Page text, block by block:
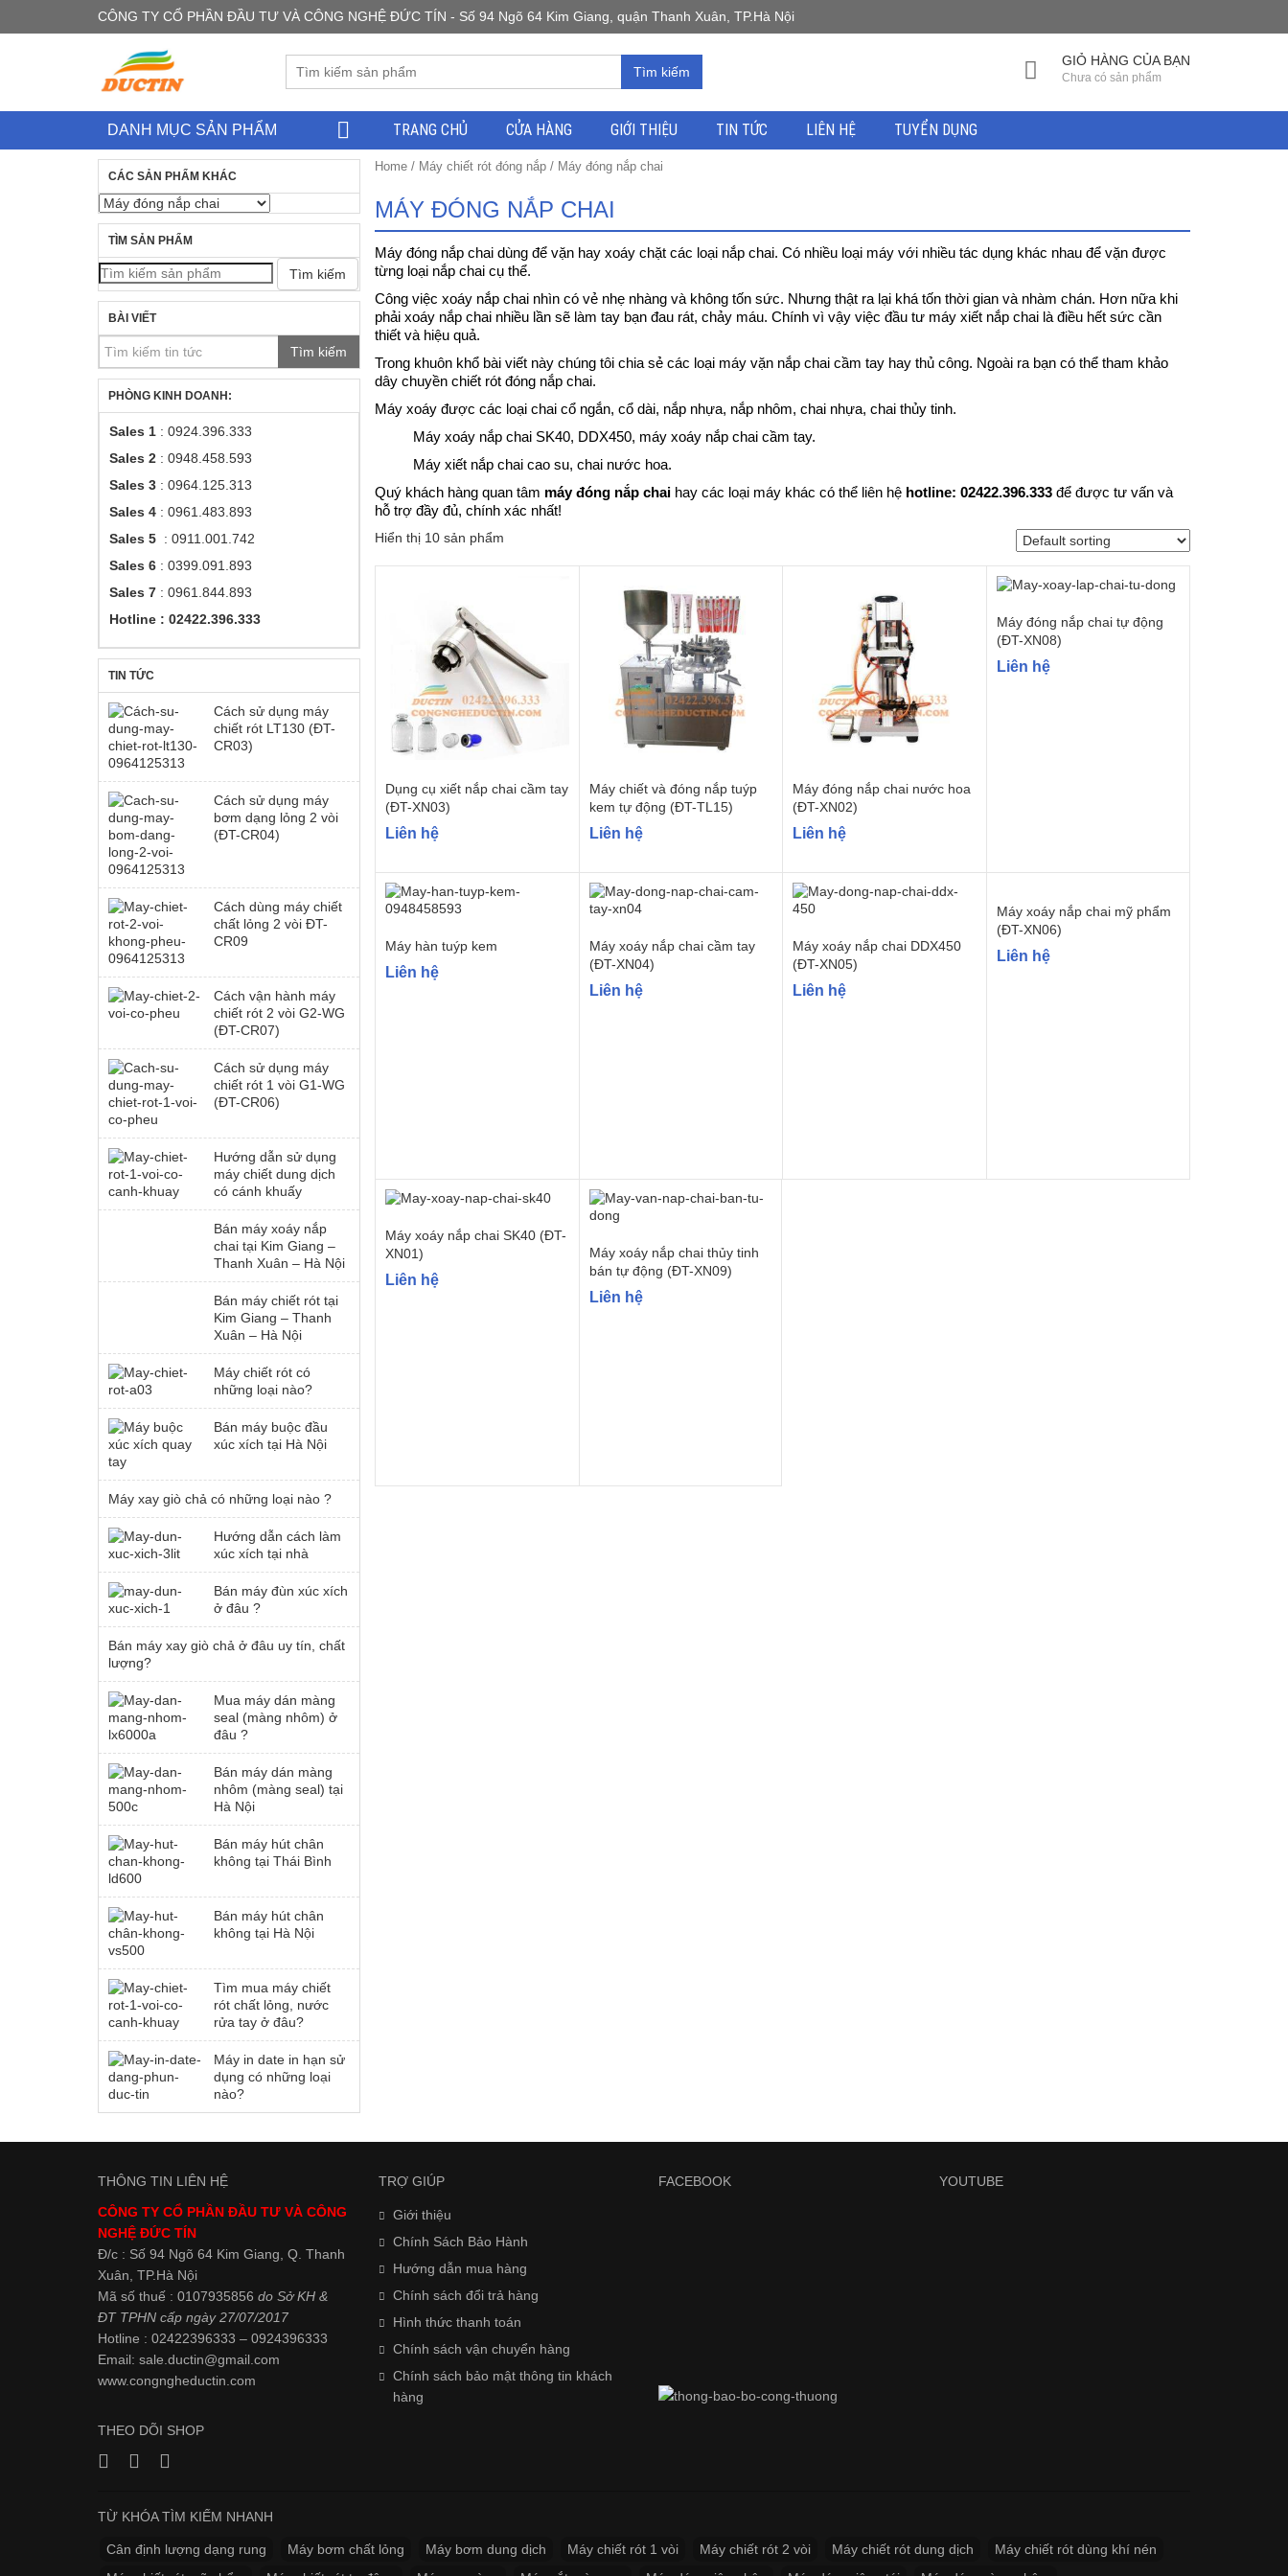
CÔNG TY CỔ PHẦN ĐẦU TƯ VÀ CÔNG NGHỆ ĐỨC TÍN - Số 94 Ngõ 64 Kim Giang, quận Thanh Xuân, TP.Hà Nội
Tìm kiếm
GIỎ HÀNG CỦA BẠN
Chưa có sản phẩm
DANH MỤC SẢN PHẨM TRANG CHỦ CỬA HÀNG GIỚI THIỆU TIN TỨC LIÊN HỆ TUYỂN DỤNG
Home/ Máy chiết rót đóng nắp/ Máy đóng nắp chai
MÁY ĐÓNG NẮP CHAI
Máy đóng nắp chai dùng để vặn hay xoáy chặt các loại nắp chai. Có nhiều loại máy với nhiều tác dụng khác nhau để vặn được
từng loại nắp chai cụ thể.
Công việc xoáy nắp chai nhìn có vẻ nhẹ nhàng và không tốn sức. Nhưng thật ra lại khá tốn thời gian và nhàm chán. Hơn nữa khi
phải xoáy nắp chai nhiều lần sẽ làm tay bạn đau rát, chảy máu. Chính vì vậy việc đầu tư máy xiết nắp chai là điều hết sức cần
thiết và hiệu quả.
Trong khuôn khổ bài viết này chúng tôi chia sẻ các loại máy vặn nắp chai cầm tay hay thủ công. Ngoài ra bạn có thể tham khảo
dây chuyền chiết rót đóng nắp chai.
Máy xoáy được các loại chai cổ ngắn, cổ dài, nắp nhựa, nắp nhôm, chai nhựa, chai thủy tinh.
Máy xoáy nắp chai SK40, DDX450, máy xoáy nắp chai cầm tay.
Máy xiết nắp chai cao su, chai nước hoa.
Quý khách hàng quan tâm máy đóng nắp chai hay các loại máy khác có thể liên hệ hotline: 02422.396.333để được tư vấn và
hỗ trợ đầy đủ, chính xác nhất!
Hiển thị 10 sản phẩm
Dụng cụ xiết nắp chai cầm tay
(ĐT-XN03)
Liên hệ
Máy chiết và đóng nắp tuýp
kem tự động (ĐT-TL15)
Liên hệ
Máy đóng nắp chai nước hoa
(ĐT-XN02)
Liên hệ
Máy đóng nắp chai tự động
(ĐT-XN08)
Liên hệ
Máy hàn tuýp kem
Liên hệ
Máy xoáy nắp chai cầm tay
(ĐT-XN04)
Liên hệ
Máy xoáy nắp chai DDX450
(ĐT-XN05)
Liên hệ
Máy xoáy nắp chai mỹ phẩm
(ĐT-XN06)
Liên hệ
Máy xoáy nắp chai SK40 (ĐT-
XN01)
Liên hệ
Máy xoáy nắp chai thủy tinh
bán tự động (ĐT-XN09)
Liên hệ
CÁC SẢN PHẨM KHÁC
TÌM SẢN PHẨM
Tìm kiếm
BÀI VIẾT
Tìm kiếm
PHÒNG KINH DOANH:
Sales 1 : 0924.396.333
Sales 2 : 0948.458.593
Sales 3 : 0964.125.313
Sales 4 : 0961.483.893
Sales 5 : 0911.001.742
Sales 6 : 0399.091.893
Sales 7 : 0961.844.893
Hotline : 02422.396.333
TIN TỨC
Cách sử dụng máy
chiết rót LT130 (ĐT-
CR03)
Cách sử dụng máy
bơm dạng lỏng 2 vòi
(ĐT-CR04)
Cách dùng máy chiết
chất lỏng 2 vòi ĐT-
CR09
Cách vận hành máy
chiết rót 2 vòi G2-WG
(ĐT-CR07)
Cách sử dụng máy
chiết rót 1 vòi G1-WG
(ĐT-CR06)
Hướng dẫn sử dụng
máy chiết dung dịch
có cánh khuấy
Bán máy xoáy nắp
chai tại Kim Giang –
Thanh Xuân – Hà Nội
Bán máy chiết rót tại
Kim Giang – Thanh
Xuân – Hà Nội
Máy chiết rót có
những loại nào?
Bán máy buộc đầu
xúc xích tại Hà Nội
Máy xay giò chả có những loại nào ?
Hướng dẫn cách làm
xúc xích tại nhà
Bán máy đùn xúc xích
ở đâu ?
Bán máy xay giò chả ở đâu uy tín, chất
lượng?
Mua máy dán màng
seal (màng nhôm) ở
đâu ?
Bán máy dán màng
nhôm (màng seal) tại
Hà Nội
Bán máy hút chân
không tại Thái Bình
Bán máy hút chân
không tại Hà Nội
Tìm mua máy chiết
rót chất lỏng, nước
rửa tay ở đâu?
Máy in date in hạn sử
dụng có những loại
nào?
THÔNG TIN LIÊN HỆ
CÔNG TY CỔ PHẦN ĐẦU TƯ VÀ CÔNG
NGHỆ ĐỨC TÍN
Đ/c : Số 94 Ngõ 64 Kim Giang, Q. Thanh
Xuân, TP.Hà Nội
Mã số thuế : 0107935856 do Sở KH &
ĐT TPHN cấp ngày 27/07/2017
Hotline : 02422396333 – 0924396333
Email: sale.ductin@gmail.com
www.congngheductin.com
THEO DÕI SHOP
TRỢ GIÚP
Giới thiệu
Chính Sách Bảo Hành
Hướng dẫn mua hàng
Chính sách đổi trả hàng
Hình thức thanh toán
Chính sách vận chuyển hàng
Chính sách bảo mật thông tin khách
hàng
FACEBOOK YOUTUBE
TỪ KHÓA TÌM KIẾM NHANH
Cân định lượng dạng rung Máy bơm chất lỏng Máy bơm dung dịch Máy chiết rót 1 vòi Máy chiết rót 2 vòi Máy chiết rót dung dịch
Máy chiết rót dùng khí nén